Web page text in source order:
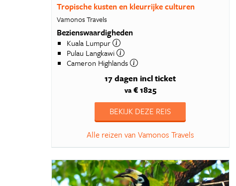
Tropische kusten en kleurrijke culturen
Vamonos Travels
Bezienswaardigheden
Kuala Lumpur
Pulau Langkawi
Cameron Highlands
17 dagen incl ticket
va€ 1825
BEKIJK DEZE REIS
Alle reizen van Vamonos Travels